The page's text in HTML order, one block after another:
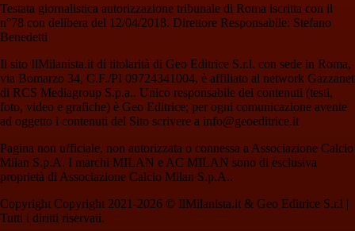
Testata giornalistica autorizzazione tribunale di Roma iscritta con il
n°78 con delibera del 12/04/2018. Direttore Responsabile: Stefano
Benedetti
Il sito IlMilanista.it di titolarità di Geo Editrice S.r.l. con sede in Roma,
via Bomarzo 34, C.F./PI 09724341004, è affiliato al network Gazzanet
di RCS Mediagroup S.p.a.. Unico responsabile dei contenuti (testi,
foto, video e grafiche) è Geo Editrice; per ogni comunicazione avente
ad oggetto i contenuti del Sito scrivere a info@geoeditrice.it
Pagina non ufficiale, non autorizzata o connessa a Associazione Calcio
Milan S.p.A. I marchi MILAN e AC MILAN sono di esclusiva
proprietà di Associazione Calcio Milan S.p.A..
Copyright Copyright 2021-2026 © IlMilanista.it & Geo Editrice S.r.l |
Tutti i diritti riservati.